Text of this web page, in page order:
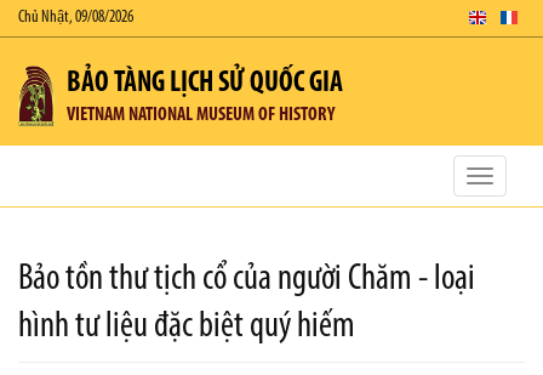
Chủ Nhật, 09/08/2026
BẢO TÀNG LỊCH SỬ QUỐC GIA
VIETNAM NATIONAL MUSEUM OF HISTORY
Toggle
Bảo tồn thư tịch cổ của người Chăm - loại
hình tư liệu đặc biệt quý hiếm